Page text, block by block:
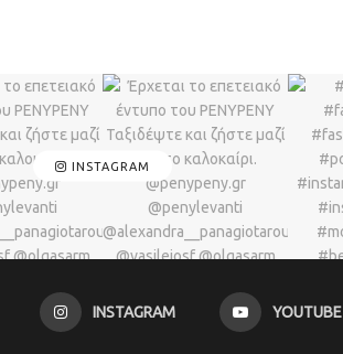
INSTAGRAM
INSTAGRAM YOUTUBE